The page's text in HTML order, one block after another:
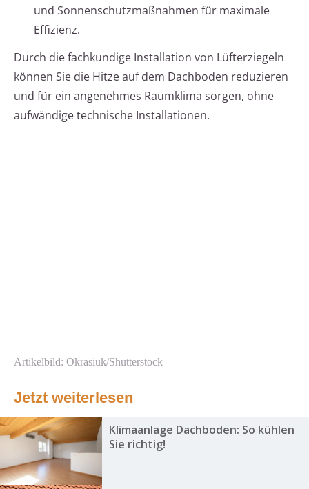
und Sonnenschutzmaßnahmen für maximale
Effizienz.
Durch die fachkundige Installation von Lüfterziegeln
können Sie die Hitze auf dem Dachboden reduzieren
und für ein angenehmes Raumklima sorgen, ohne
aufwändige technische Installationen.
Artikelbild: Okrasiuk/Shutterstock
Jetzt weiterlesen
Klimaanlage Dachboden: So kühlen
Sie richtig!